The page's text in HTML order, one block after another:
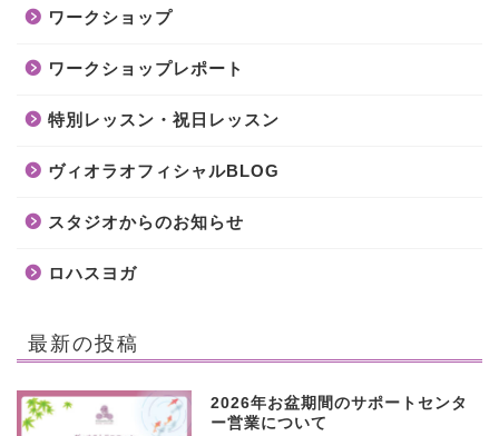
ワークショップ
ワークショップレポート
特別レッスン・祝日レッスン
ヴィオラオフィシャルBLOG
スタジオからのお知らせ
ロハスヨガ
最新の投稿
2026年お盆期間のサポートセンタ
ー営業について